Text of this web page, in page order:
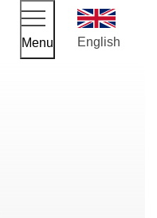
Menu English